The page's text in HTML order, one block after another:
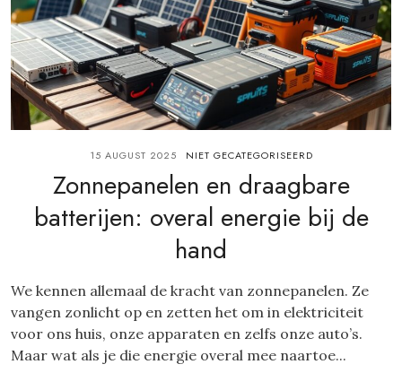
15 AUGUST 2025 NIET GECATEGORISEERD
Zonnepanelen en draagbare
batterijen: overal energie bij de
hand
We kennen allemaal de kracht van zonnepanelen. Ze
vangen zonlicht op en zetten het om in elektriciteit
voor ons huis, onze apparaten en zelfs onze auto’s.
Maar wat als je die energie overal mee naartoe...